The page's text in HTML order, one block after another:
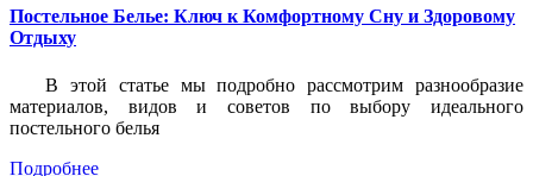
Постельное Белье: Ключ к Комфортному Сну и Здоровому
Отдыху
В этой статье мы подробно рассмотрим разнообразие
материалов, видов и советов по выбору идеального
постельного белья
Подробнее